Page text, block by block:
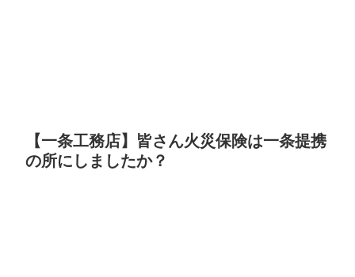
【一条工務店】皆さん火災保険は一条提携
の所にしましたか？